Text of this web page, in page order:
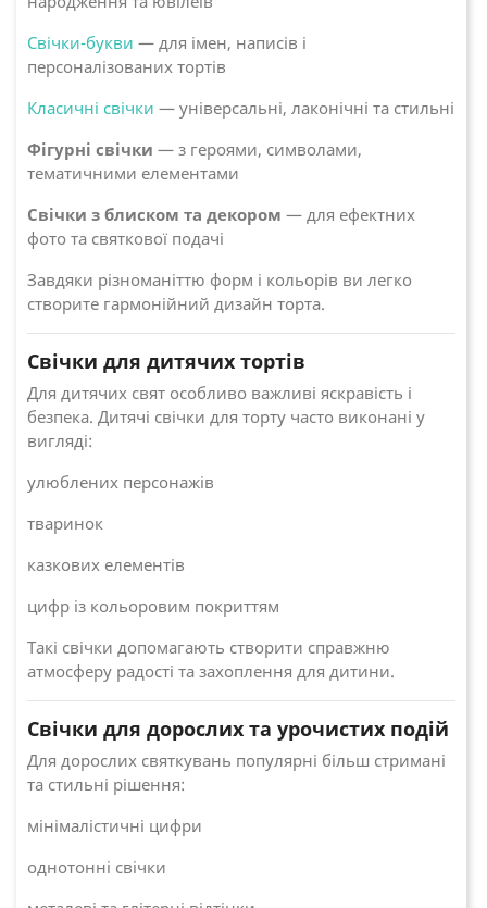
Свічки-букви — для імен, написів і
персоналізованих тортів
Класичні свічки — універсальні, лаконічні та стильні
Фігурні свічки — з героями, символами,
тематичними елементами
Свічки з блиском та декором — для ефектних
фото та святкової подачі
Завдяки різноманіттю форм і кольорів ви легко
створите гармонійний дизайн торта.
Свічки для дитячих тортів
Для дитячих свят особливо важливі яскравість і
безпека. Дитячі свічки для торту часто виконані у
вигляді:
улюблених персонажів
тваринок
казкових елементів
цифр із кольоровим покриттям
Такі свічки допомагають створити справжню
атмосферу радості та захоплення для дитини.
Свічки для дорослих та урочистих подій
Для дорослих святкувань популярні більш стримані
та стильні рішення:
мінімалістичні цифри
однотонні свічки